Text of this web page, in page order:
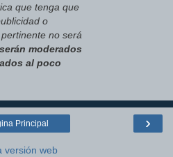
que tenga que
o
no será
moderados
al poco
›
Principal
versión web